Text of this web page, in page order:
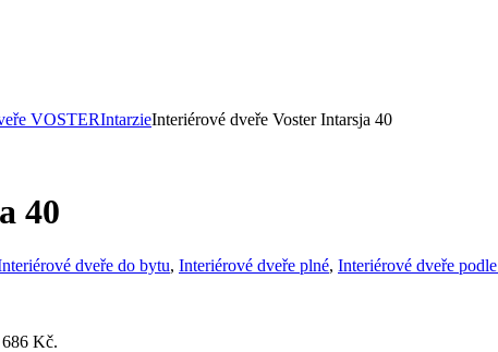
VOSTERIntarzieInteriérové dveře Voster Intarsja 40
40
dveře do bytu, Interiérové dveře plné, Interiérové dveře
Kč.